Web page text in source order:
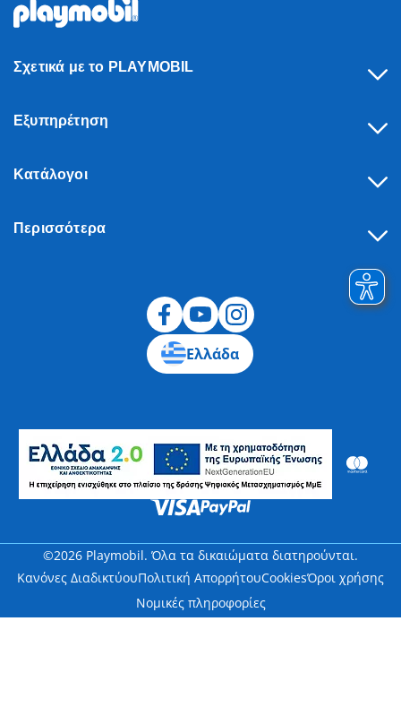
Σχετικά με το PLAYMOBIL
Εξυπηρέτηση
Κατάλογοι
Περισσότερα
Ελλάδα
©2026 Playmobil. Όλα τα δικαιώματα διατηρούνται.
Κανόνες ΔιαδικτύουΠολιτική ΑπορρήτουCookiesΌροι χρήσης
Νομικές πληροφορίες